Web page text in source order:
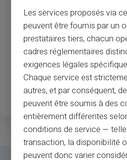
Années d’expérience
1.3M
Clients enregistrés
satisfaits
Les services proposés via
peuvent être fournis par un
prestataires tiers, chacun
cadres réglementaires
exigences légales
Chaque service est
autres, et par conséquent,
peuvent être soumis à des
entièrement différentes
conditions de service —
transaction, la disponibilité
peuvent donc varier